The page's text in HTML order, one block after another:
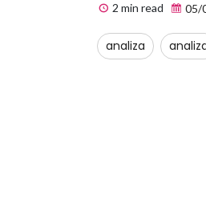
2 min read 05/
analiza